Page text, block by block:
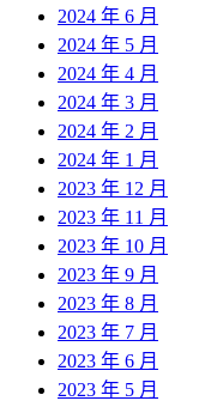
2024 年 6 月
2024 年 5 月
2024 年 4 月
2024 年 3 月
2024 年 2 月
2024 年 1 月
2023 年 12 月
2023 年 11 月
2023 年 10 月
2023 年 9 月
2023 年 8 月
2023 年 7 月
2023 年 6 月
2023 年 5 月